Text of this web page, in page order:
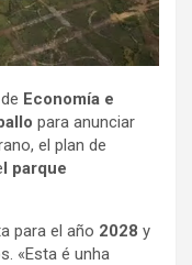
de Economía e
para anunciar
el plan de
l parque
para el año 2028 y
«Esta é unha